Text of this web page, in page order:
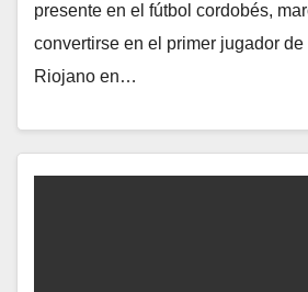
presente en el fútbol cordobés,
convertirse en el primer jugador
Riojano en…